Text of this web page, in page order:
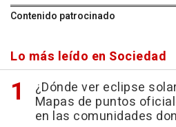
Contenido patrocinado
Lo más leído en Sociedad
¿Dónde ver eclipse
Mapas de puntos
en las comunidades